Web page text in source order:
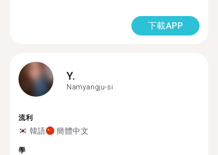
下載APP
Y.
Namyangju-si
流利
韓語 簡體中文
學